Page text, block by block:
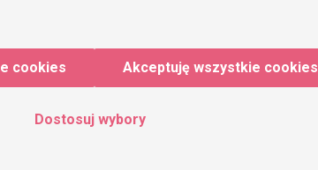
cookies Akceptuję wszystkie cookies
Dostosuj wybory